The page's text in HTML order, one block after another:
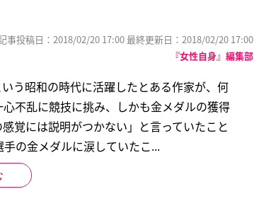
事投稿日：2018/02/20 17:00 最終更新日：2018/02/20 17:00
『女性自身』編集部
う昭和の時代に活躍したとある作家が、何
不乱に競技に挑み、しかも金メダルの獲得
覚には説明がつかない」と言っていたこと
の金メダルに涙していたこ...